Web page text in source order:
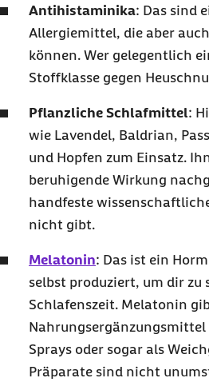
Antihistaminika: Das sind
Allergiemittel, die aber
können. Wer gelegentlich
Stoffklasse gegen
Pflanzliche Schlafmittel:
wie Lavendel, Baldrian,
und Hopfen zum Einsatz.
beruhigende Wirkung
handfeste
nicht gibt.
Melatonin: Das ist ein
selbst produziert, um dir zu
Schlafenszeit. Melatonin
Sprays oder sogar als
Präparate sind nicht